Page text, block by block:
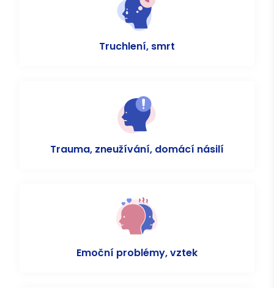
Truchlení, smrt
Trauma, zneužívání, domácí násilí
Emoční problémy, vztek